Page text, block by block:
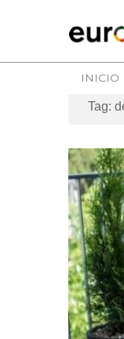
INICIO
Tag: